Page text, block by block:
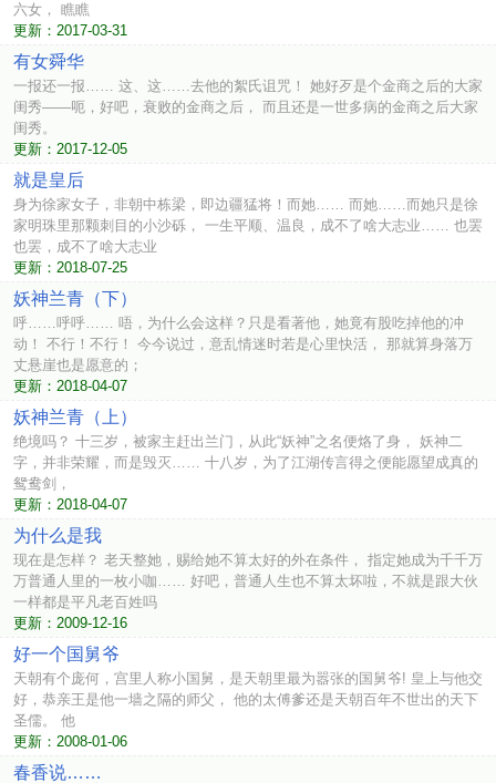
六女， 瞧瞧
更新：2017-03-31
有女舜华
一报还一报…… 这、这……去他的絮氏诅咒！ 她好歹是个金商之后的大家
闺秀——呃，好吧，衰败的金商之后， 而且还是一世多病的金商之后大家
闺秀。
更新：2017-12-05
就是皇后
身为徐家女子，非朝中栋梁，即边疆猛将！而她…… 而她……而她只是徐
家明珠里那颗刺目的小沙砾， 一生平顺、温良，成不了啥大志业…… 也罢
也罢，成不了啥大志业
更新：2018-07-25
妖神兰青（下）
呼……呼呼…… 唔，为什么会这样？只是看著他，她竟有股吃掉他的冲
动！ 不行！不行！ 今今说过，意乱情迷时若是心里快活， 那就算身落万
丈悬崖也是愿意的；
更新：2018-04-07
妖神兰青（上）
绝境吗？ 十三岁，被家主赶出兰门，从此“妖神”之名便烙了身， 妖神二
字，并非荣耀，而是毁灭…… 十八岁，为了江湖传言得之便能愿望成真的
鸳鸯剑，
更新：2018-04-07
为什么是我
现在是怎样？ 老天整她，赐给她不算太好的外在条件， 指定她成为千千万
万普通人里的一枚小咖…… 好吧，普通人生也不算太坏啦，不就是跟大伙
一样都是平凡老百姓吗
更新：2009-12-16
好一个国舅爷
天朝有个庞何，宫里人称小国舅，是天朝里最为嚣张的国舅爷! 皇上与他交
好，恭亲王是他一墙之隔的师父， 他的太傅爹还是天朝百年不世出的天下
圣儒。 他
更新：2008-01-06
春香说……